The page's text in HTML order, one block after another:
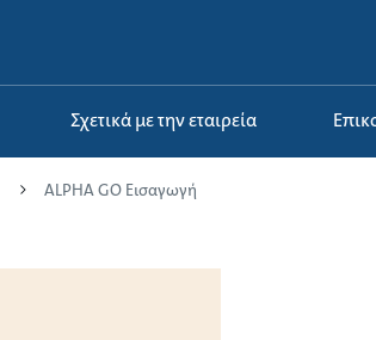
Σχετικά με την εταιρεία
ALPHA GO Εισαγωγή